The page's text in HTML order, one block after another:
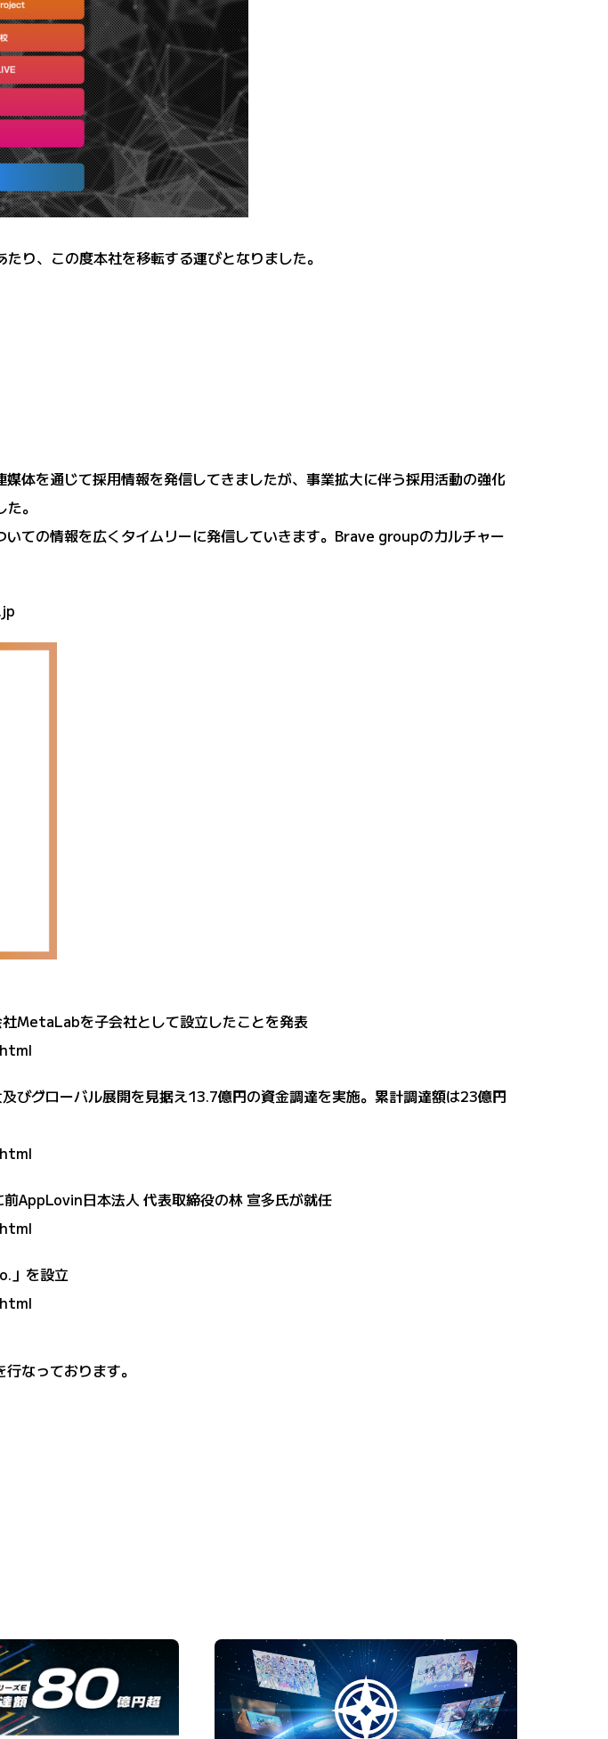
り、この度本社を移転する運びとなりました。
体を通じて採用情報を発信してきましたが、事業拡大に伴う採用活動の強化
。
ての情報を広くタイムリーに発信していきます。Brave groupのカルチャー
MetaLabを子会社として設立したことを発表
グローバル展開を見据え13.7億円の資金調達を実施。累計調達額は23億円
AppLovin日本法人 代表取締役の林 宣多氏が就任
」を設立
なっております。